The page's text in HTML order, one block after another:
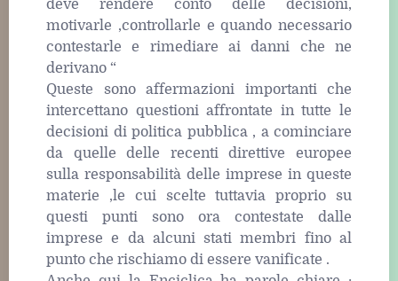
deve rendere conto delle decisioni,
motivarle ,controllarle e quando necessario
contestarle e rimediare ai danni che ne
derivano “
Queste sono affermazioni importanti che
intercettano questioni affrontate in tutte le
decisioni di politica pubblica , a cominciare
da quelle delle recenti direttive europee
sulla responsabilità delle imprese in queste
materie ,le cui scelte tuttavia proprio su
questi punti sono ora contestate dalle
imprese e da alcuni stati membri fino al
punto che rischiamo di essere vanificate .